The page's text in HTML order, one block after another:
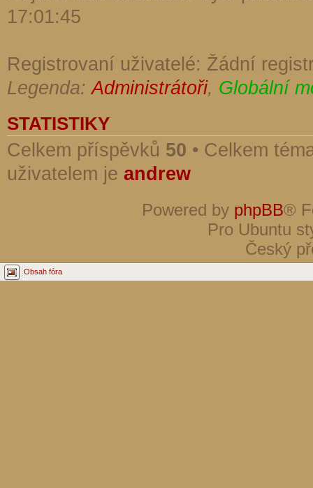
17:01:45
Registrovaní uživatelé: Žádní
Legenda:Administrátoři, Globální
STATISTIKY
Celkem příspěvků 50 • Celkem
uživatelem je andrew
Powered by phpBB®
Pro Ubuntu
Český
Obsah fóra